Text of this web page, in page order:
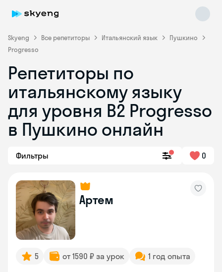
Skyeng Все репетиторы Итальянский язык
Пушкино
Progresso
Репетиторы по
итальянскому языку
для уровня B2 Progresso
в Пушкино онлайн
Фильтры 0
Артем
5 от 1590 ₽ за урок 1 год опыта
Skyeng Chat
online